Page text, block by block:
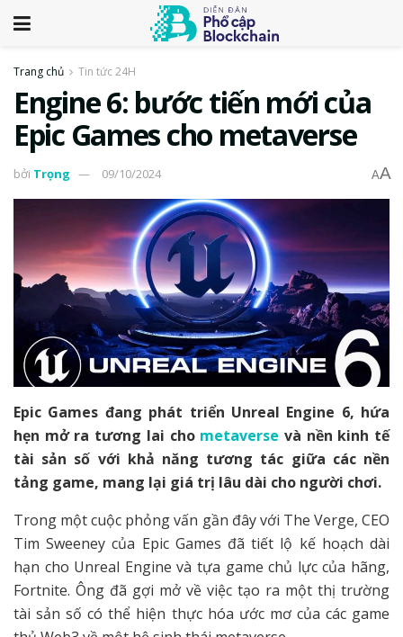
Trang chủ Tin tức 24H
Engine 6: bước tiến mới của
Epic Games cho metaverse
bởi Trọng 09/10/2024 AA
Epic Games đang phát triển Unreal Engine 6, hứa
hẹn mở ra tương lai cho metaverse và nền kinh tế
tài sản số với khả năng tương tác giữa các nền
tảng game, mang lại giá trị lâu dài cho người chơi.
Trong một cuộc phỏng vấn gần đây với The Verge, CEO
Tim Sweeney của Epic Games đã tiết lộ kế hoạch dài
hạn cho Unreal Engine và tựa game chủ lực của hãng,
Fortnite. Ông đã gợi mở về việc tạo ra một thị trường
tài sản số có thể hiện thực hóa ước mơ của các game